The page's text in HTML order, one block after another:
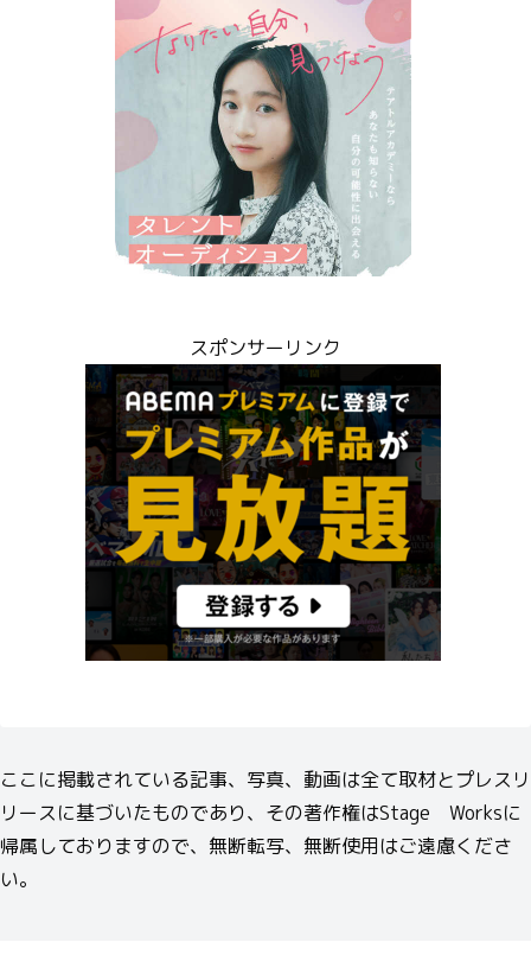
スポンサーリンク
ここに掲載されている記事、写真、動画は全て取材とプレスリ
リースに基づいたものであり、その著作権はStage Worksに
帰属しておりますので、無断転写、無断使用はご遠慮くださ
い。